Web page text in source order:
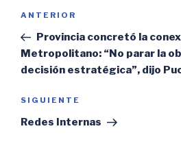
entradas
Entrada
anterior:
ANTERIOR
Provincia concretó la
Metropolitano: “No parar la
decisión estratégica”, dijo
Siguiente
entrada
SIGUIENTE
Redes Internas